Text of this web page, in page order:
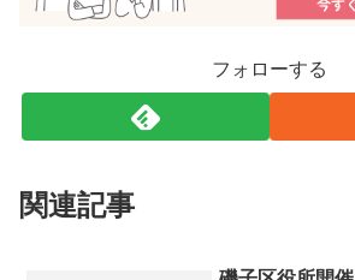
フォローする
関連記事